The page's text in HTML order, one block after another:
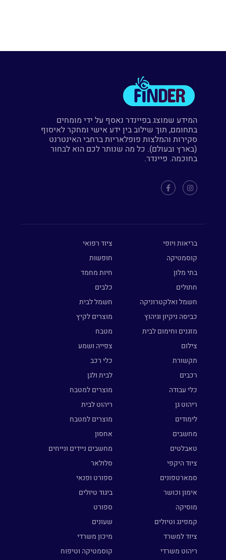
המידע שמוצג בפיינדר נאסף על ידי מומחים
בתחומם, תוך שילוב בין ידע אישי ומחקר לאיסוף
סקירות והמלצות פופלאריות ברחבי האינטרנט
(בארץ ובעולם). כל מה שנותר לכם הוא לבחור
בחוכמה. פיינדר.
בריאות ויופי
ציוד רפואי
קוסמטיקה
חופשות
בתי מלון
חיות מחמד
חתולים
כלבים
חשמל ואלקטרוניקה
חשמל לבית
כביסה ניקיון וגיהוץ
מוצרים לקיץ
מזגנים וחימום לבית
מטבח
צילום
צפייה ושמע
תקשורת
כלי רכב
רכבים
לבית ולגן
כלי עבודה
מוצרים למטבח
ריהוט גן
ריהוט לבית
לימודים
מוצרים למטבח
מחשבים
אחסון
טאבלטים
מחשבים ניידים ונייחים
ציוד היקפי
סלולאר
סמארטפונים
ספורט ופנאי
אימון וכושר
ביגוד טיולים
מוסיקה
ספורט
קמפינג וטיולים
שעונים
ציוד למשרד
מיכון משרדי
ריהוט משרדי
קוסמטיקה וטיפוח